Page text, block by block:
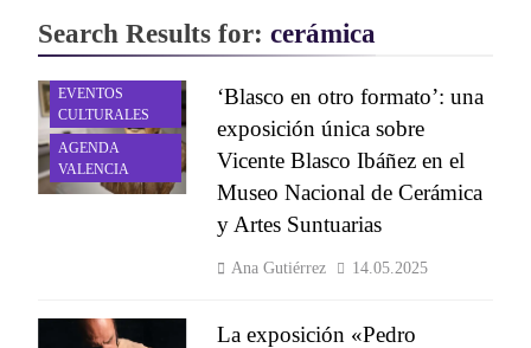
Search Results for: cerámica
EVENTOS
CULTURALES
AGENDA
VALENCIA
‘Blasco en otro formato’: una
exposición única sobre
Vicente Blasco Ibáñez en el
Museo Nacional de Cerámica
y Artes Suntuarias
Ana Gutiérrez 14.05.2025
La exposición «Pedro